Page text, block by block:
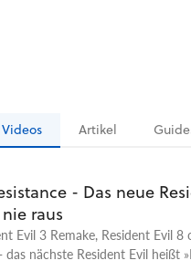
Videos Artikel
- Das neue
raus
Evil 3 Remake, Resident Evil 8
das nächste Resident Evil heißt